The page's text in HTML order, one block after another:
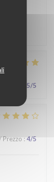
y
5/5
Prezzo : 4/5